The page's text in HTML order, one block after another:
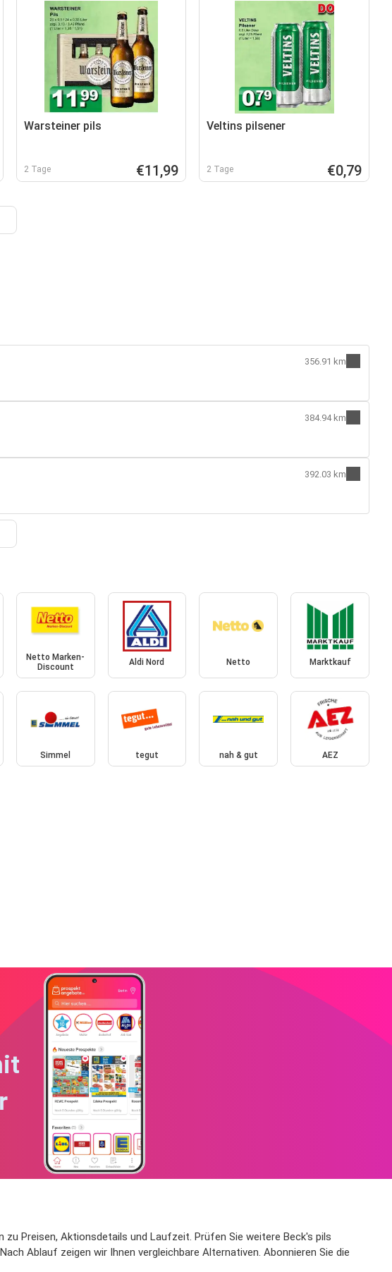
Warsteiner pils
2 Tage €11,99
Veltins pilsener
2 Tage €0,79
356.91 km
384.94 km
392.03 km
Netto Marken-
Discount
Aldi Nord Netto Marktkauf
Simmel tegut nah & gut AEZ
Preisen, Aktionsdetails und Laufzeit. Prüfen Sie weitere Beck's pils
Ablauf zeigen wir Ihnen vergleichbare Alternativen. Abonnieren Sie die